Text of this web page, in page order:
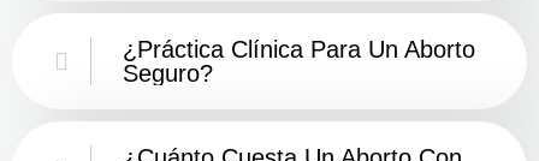
¿Práctica Clínica Para Un Aborto
Seguro?